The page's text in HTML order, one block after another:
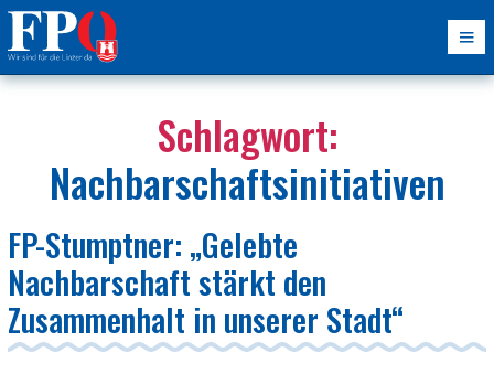
Schlagwort:
Nachbarschaftsinitiativen
FP-Stumptner: „Gelebte
Nachbarschaft stärkt den
Zusammenhalt in unserer Stadt“